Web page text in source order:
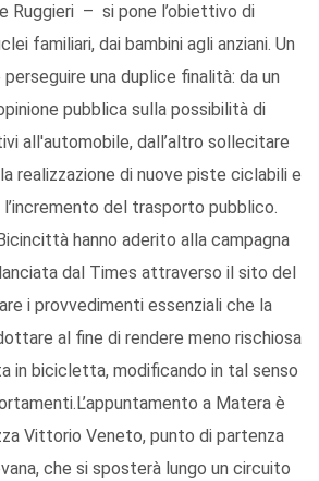
Ruggieri – si pone l’obiettivo di
familiari, dai bambini agli anziani. Un
una duplice finalità: da un
pubblica sulla possibilità di
all'automobile, dall’altro sollecitare
realizzazione di nuove piste ciclabili e
l’incremento del trasporto pubblico.
hanno aderito alla campagna
dal Times attraverso il sito del
i provvedimenti essenziali che la
al fine di rendere meno rischiosa
in bicicletta, modificando in tal senso
a Matera è
Vittorio Veneto, punto di partenza
che si sposterà lungo un circuito